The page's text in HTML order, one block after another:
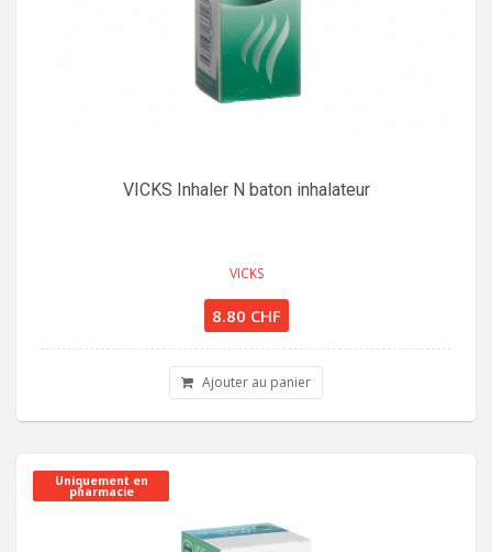
VICKS Inhaler N baton inhalateur
VICKS
8.80 CHF
Ajouter au panier
Uniquement en
pharmacie